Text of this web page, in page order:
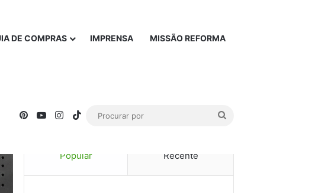
DE COMPRAS IMPRENSA MISSÃO REFORMA
PinterestYouTubeInstagram
TikTok
Popular Recente